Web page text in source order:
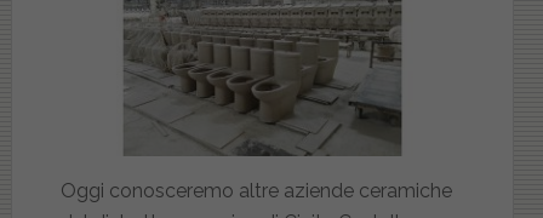
Oggi conosceremo altre aziende ceramiche